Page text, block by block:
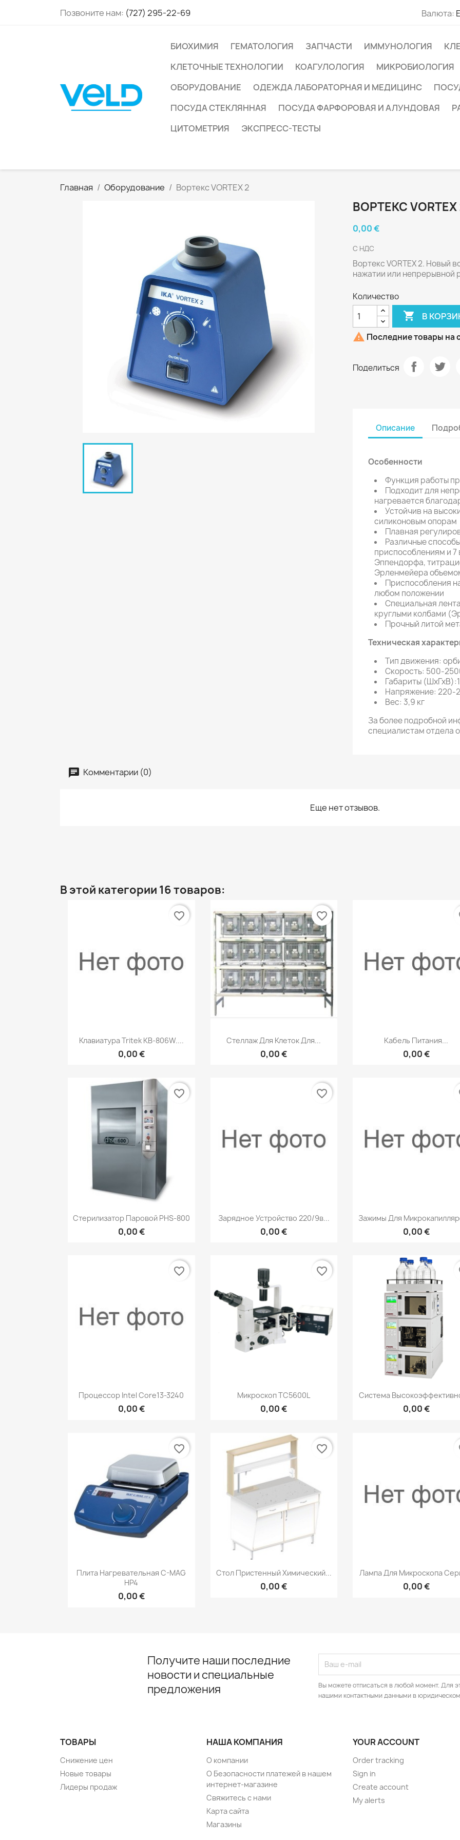
Позвоните нам: (727) 295-22-69 Валюта:
БИОХИМИЯ ГЕМАТОЛОГИЯ ЗАПЧАСТИ ИММУНОЛОГИЯ
КЛЕТОЧНЫЕ ТЕХНОЛОГИИ
КОАГУЛОЛОГИЯ МИКРОБИОЛОГИЯ
ОБОРУДОВАНИЕ
ОДЕЖДА ЛАБОРАТОРНАЯ И МЕДИЦИНС
ПОСУДА СТЕКЛЯННАЯ
ПОСУДА ФАРФОРОВАЯ И АЛУНДОВАЯ
ЦИТОМЕТРИЯ
ЭКСПРЕСС-ТЕСТЫ
Главная Оборудование Вортекс VORTEX 2
ВОРТЕКС VORTEX
0,00 €
С НДС
Вортекс VORTEX 2. Новый
нажатии или непрерывной
Количество
 В
 Последние товары на
Поделиться
Описание
Особенности
Функция работы
Подходит для
нагревается
Устойчив на
силиконовым опорам
Плавная
Различные
приспособлениям и
Эппендорфа,
Эрленмейера
Приспособления
любом положении
Специальная
круглыми колбами
Прочный литой
Техническая
Тип движения:
Скорость: 500-
Габариты
Напряжение: 220-
Вес: 3,9 кг
За более подробной
специалистам отдела
Комментарии (0)
Еще нет отзывов.
В этой категории 16 товаров:
Быстрый просмотр
Клавиатура Tritek KB-806W....
0,00 €
favorite_border
Быстрый просмотр
Стеллаж Для Клеток Для...
0,00 €
favorite_border
Быстрый просмотр
Кабель Питания...
0,00 €
Быстрый просмотр
Стерилизатор Паровой PHS-800
0,00 €
favorite_border
Быстрый просмотр
Зарядное Устройство 220/9в...
0,00 €
favorite_border
Быстрый
Зажимы Для
0,00 €
Быстрый просмотр
Процессор Intel Core13-3240
0,00 €
favorite_border
Быстрый просмотр
Микроскоп ТС5600L
0,00 €
favorite_border
Быстрый
Система
0,00 €
Быстрый просмотр
Плита Нагревательная C-MAG
HP4
0,00 €
favorite_border
Быстрый просмотр
Стол Пристенный Химический...
0,00 €
favorite_border
 Быстрый
Лампа Для Микроскопа
0,00 €
Получите наши последние
новости и специальные
предложения
Вы можете отписаться в любой момент. Для
нашими контактными данными в
ТОВАРЫ
Снижение цен
Новые товары
Лидеры продаж
НАША КОМПАНИЯ
О компании
О Безопасности платежей в нашем
интернет-магазине
Свяжитесь с нами
Карта сайта
Магазины
YOUR ACCOUNT
Order tracking
Sign in
Create account
My alerts